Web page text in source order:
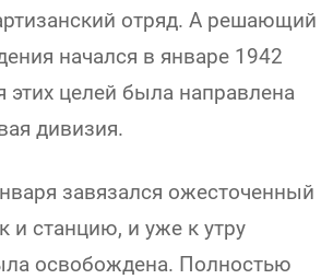
отряд. А решающий
начался в январе 1942
этих целей была направлена
дивизия.
завязался ожесточенный
и станцию, и уже к утру
освобождена. Полностью